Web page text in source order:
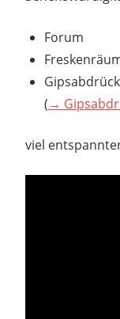
Forum
(→
viel